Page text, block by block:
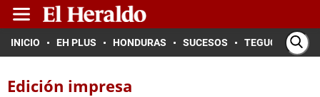
INICIO EH PLUS HONDURAS SUCESOS TEGUCIGALPA
Edición impresa